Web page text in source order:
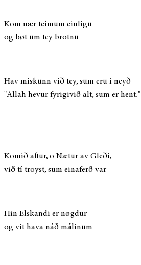
Kom nær teimum einligu
og bøt um tey brotnu
Hav miskunn við tey, sum eru í neyð
"Allah hevur fyrigivið alt, sum er hent."
Komið aftur, o Nætur av Gleði,
við tí troyst, sum einaferð var
Hin Elskandi er nøgdur
og vit hava náð málinum